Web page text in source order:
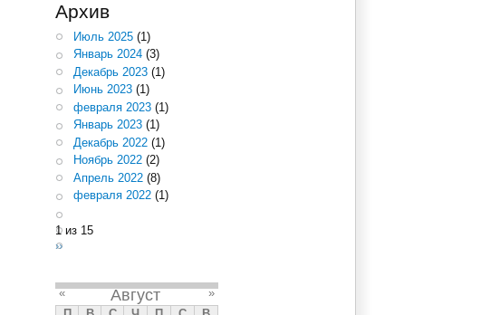
Архив
Июль 2025(1)
Январь 2024(3)
Декабрь 2023(1)
Июнь 2023(1)
февраля 2023(1)
Январь 2023(1)
Декабрь 2022(1)
Ноябрь 2022(2)
Апрель 2022(8)
февраля 2022(1)
1 из 15
››
« Август
»